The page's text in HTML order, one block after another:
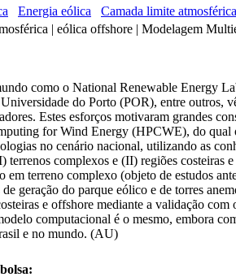
Energia eólica Camada limite atmosférica
| eólica offshore | Modelagem
como o National Renewable
do Porto (POR), entre outros,
Estes esforços motivaram grandes
for Wind Energy (HPCWE), do qual
no cenário nacional, utilizando as
complexos e (II) regiões
em terreno complexo (objeto de estudos
geração do parque eólico e de torres
e offshore mediante a validação
computacional é o mesmo, embora
e no mundo. (AU)